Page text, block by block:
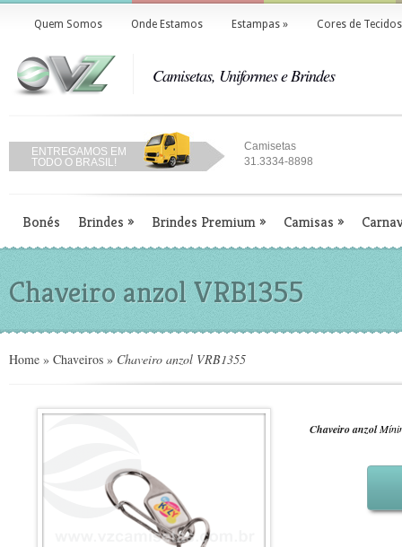
Quem Somos Onde Estamos Estampas» Cores de Tecidos
Camisetas, Uniformes e Brindes
ENTREGAMOS EM
TODO O BRASIL!
Camisetas
31.3334-8898
Bonés Brindes » Brindes Premium» Camisas »
Chaveiro anzol VRB1355
Home » Chaveiros » Chaveiro anzol VRB1355
Chaveiro anzol